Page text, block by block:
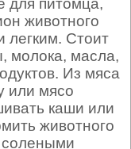
для питомца,
животного
легким. Стоит
молока, масла,
Из мяса
или мясо
каши или
животного